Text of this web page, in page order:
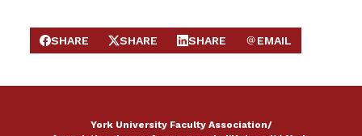
SHARE ON FACEBOOK
SHARE
SHARE ON X
SHARE
SHARE ON LINKEDIN
SHARE
SEND EMAIL
EMAIL
York University Faculty Association/